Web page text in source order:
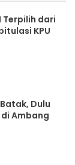
Terpilih dari
KPU
Dulu
Ambang